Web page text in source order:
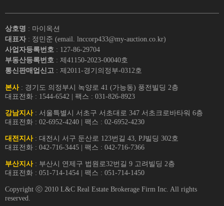
상호명 : 마이옥션
대표자 : 정민준 (email. lnccorp433@my-auction.co.kr)
사업자등록번호 : 127-86-29704
부동산등록번호 : 제41150-2023-00040호
통신판매업신고 : 제2011-경기의정부-0312호
본사: 경기도 의정부시 녹양로 41 (가능동) 풍전빌딩 2층
대표전화 : 1544-6542 | 팩스 : 031-826-8923
강남지사: 서울특별시 서초구 서초대로 347 서초크로바타워 6층
대표전화 : 02-6952-4240 | 팩스 : 02-6952-4230
대전지사: 대전시 서구 둔산로 123번길 43, PJ빌딩 302호
대표전화 : 042-716-3445 | 팩스 : 042-716-7366
부산지사: 부산시 연제구 법원로32번길 9 고려빌딩 2층
대표전화 : 051-714-1454 | 팩스 : 051-714-1450
Copyright ⓒ 2010 L&C Real Estate Brokerage Firm Inc. All rights
reserved.